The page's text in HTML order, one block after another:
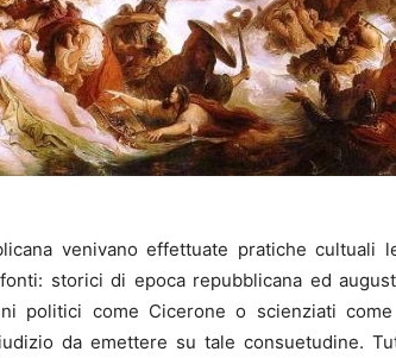
venivano effettuate pratiche cultuali
storici di epoca repubblicana ed
politici come Cicerone o scienziati
da emettere su tale consuetudine.